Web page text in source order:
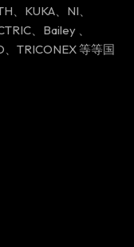
、KUKA、NI、
、Bailey 、
TRICONEX 等等国